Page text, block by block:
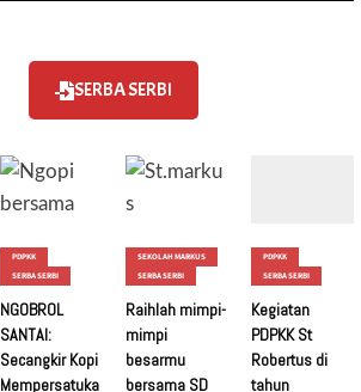
SERBA SERBI
PDPKK
SERBA SERBI
NGOBROL
SANTAI:
Secangkir Kopi
Mempersatuka
SEKOLAH MARKUS
SERBA SERBI
Raihlah mimpi-
mimpi
besarmu
bersama SD
PDPKK
SERBA SERBI
Kegiatan
PDPKK St
Robertus di
tahun